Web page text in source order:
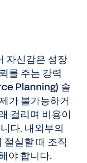
자신감은 성장
를 주는 강력
Planning) 솔
가 불가능하거
걸리며 비용이
다. 내외부의
실할 때 조직
야 합니다.